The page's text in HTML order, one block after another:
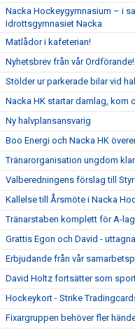
Nacka Hockeygymnasium – i
Idrottsgymnasiet Nacka
Matlådor i kafeterian!
Nyhetsbrev från vår Ordförande!
Stölder ur parkerade bilar vid
Nacka HK startar damlag, kom
Ny halvplansansvarig
Boo Energi och Nacka HK
Tränarorganisation ungdom klar
Valberedningens förslag till
Kallelse till Årsmöte i Nacka
Tränarstaben komplett för A-
Grattis Egon och David -
Erbjudande från vår
David Holtz fortsätter som
Hockeykort - Strike
Fixargruppen behöver fler